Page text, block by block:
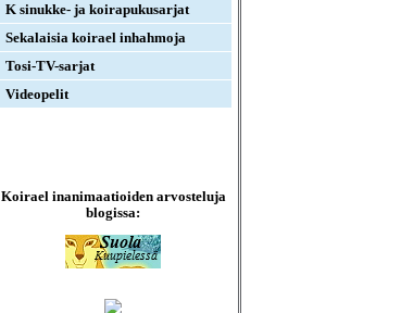
K sinukke- ja koirapukusarjat
Sekalaisia koirael inhahmoja
Tosi-TV-sarjat
Videopelit
Koirael inanimaatioiden arvosteluja
blogissa: